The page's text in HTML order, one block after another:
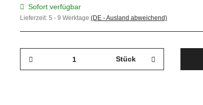
Sofort verfügbar
Lieferzeit: 5 - 9 Werktage (DE - Ausland abweichend)
Stück